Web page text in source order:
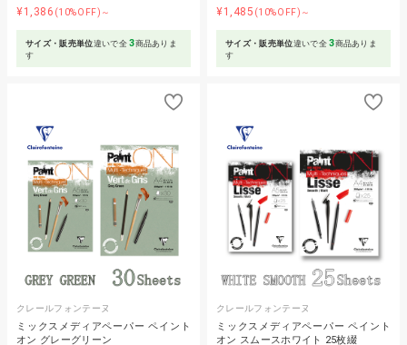
¥1,386 (10%OFF)～
サイズ・販売単位違いで全3商品ありま
す
¥1,485 (10%OFF)～
サイズ・販売単位違いで全3商品ありま
す
クレールフォンテーヌ
ミックスメディアペーパー ペイント
オン グレーグリーン
クレールフォンテーヌ
ミックスメディアペーパー ペイント
オン スムースホワイト 25枚綴